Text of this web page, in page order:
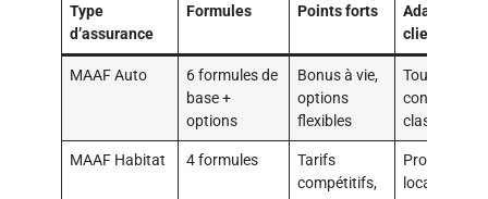
Type
d’assurance
Formules Points forts
Adaptation
clients
MAAF Auto
6 formules de
base +
options
Bonus à vie,
options
flexibles
Tous profils,
conducteurs
classiques
MAAF Habitat 4 formules
Tarifs
compétitifs,
locataires,